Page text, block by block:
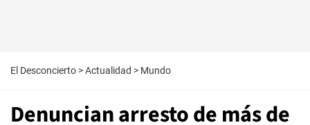
El Desconcierto >Actualidad > Mundo
Denuncian arresto de más de